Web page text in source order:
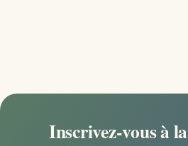
Inscrivez-vous à la